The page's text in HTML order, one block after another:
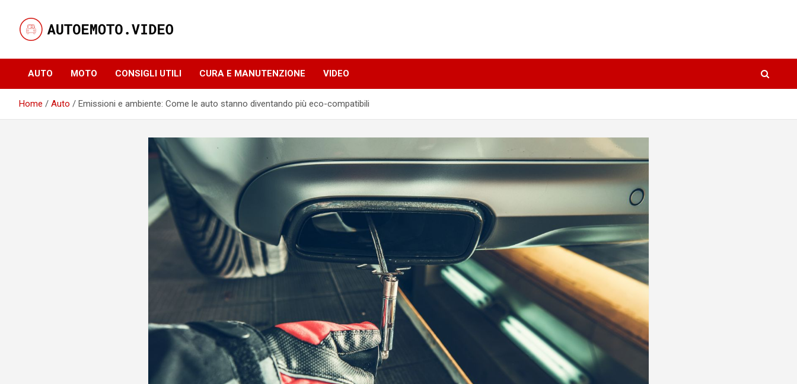
content
AutoeMoto.Video
AUTO MOTO CONSIGLI UTILI CURA E MANUTENZIONE VIDEO
Home Auto Emissioni e ambiente: Come le auto stanno diventando più eco-compatibili